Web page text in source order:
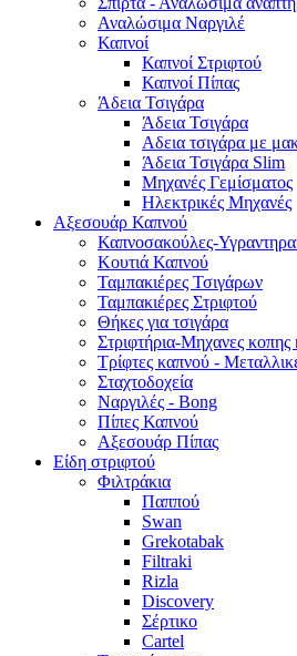
Αναλώσιμα Ναργιλέ
Καπνοί
Καπνοί Στριφτού
Καπνοί Πίπας
Άδεια Τσιγάρα
Άδεια Τσιγάρα
Αδεια τσιγάρα με
Άδεια Τσιγάρα Slim
Μηχανές Γεμίσματος
Ηλεκτρικές Μηχανές
Αξεσουάρ Καπνού
Καπνοσακούλες-
Κουτιά Καπνού
Ταμπακιέρες Τσιγάρων
Ταμπακιέρες Στριφτού
Θήκες για τσιγάρα
Στριφτήρια-Μηχανες κοπης
Τρίφτες καπνού -
Σταχτοδοχεία
Ναργιλές - Bong
Πίπες Καπνού
Αξεσουάρ Πίπας
Είδη στριφτού
Φιλτράκια
Παππού
Swan
Grekotabak
Filtraki
Rizla
Discovery
Σέρτικο
Cartel